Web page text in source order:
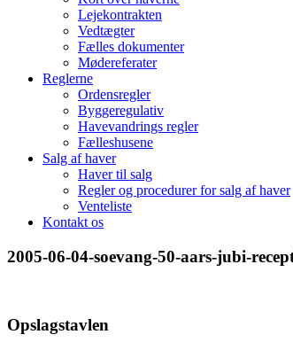
Lejekontrakten
Vedtægter
Fælles dokumenter
Mødereferater
Reglerne
Ordensregler
Byggeregulativ
Havevandrings regler
Fælleshusene
Salg af haver
Haver til salg
Regler og procedurer for salg af haver
Venteliste
Kontakt os
2005-06-04-soevang-50-aars-jubi-
Opslagstavlen